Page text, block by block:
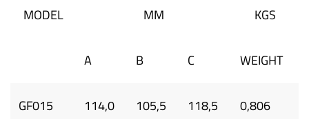
MODEL MM KGS
A B C WEIGHT
GF015 114,0 105,5 118,5 0,806